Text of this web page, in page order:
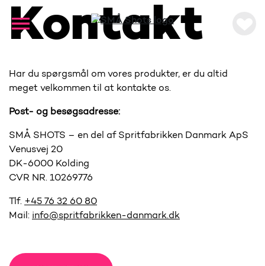
Kontakt
Har du spørgsmål om vores produkter, er du altid
meget velkommen til at kontakte os.
Post- og besøgsadresse:
SMÅ SHOTS – en del af Spritfabrikken Danmark ApS
Venusvej 20
DK-6000 Kolding
CVR NR. 10269776
Tlf. +45 76 32 60 80
Mail: info@spritfabrikken-danmark.dk